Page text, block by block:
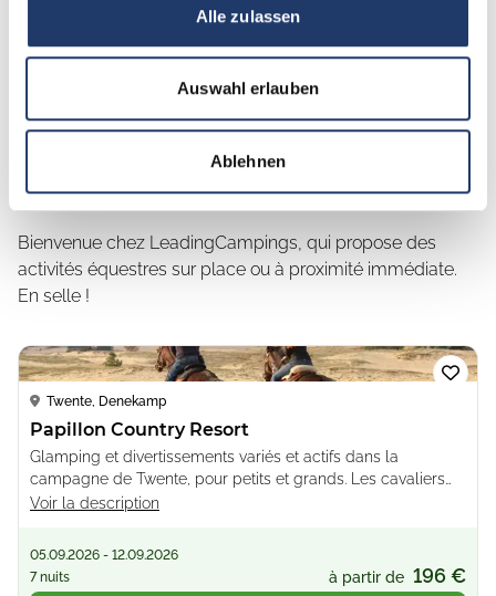
Alle zulassen
Auswahl erlauben
Ablehnen
Êtes-vous ou l'un de vos enfants passionné par les
se baigner, pratiquer des sports de balle ou faire des
excursions en bateau ? Pourquoi ne pas tout concilier afin
que toute la famille soit heureuse pendant les vacances ?
Bienvenue chez LeadingCampings, qui propose des
activités équestres sur place ou à proximité immédiate.
En selle !
Loading...
Twente, Denekamp
Papillon Country Resort
Glamping et divertissements variés et actifs dans la
campagne de Twente, pour petits et grands. Les cavaliers
apprécieront le centre équestre Manege Meinders situé à
Voir la description
05.09.2026 - 12.09.2026
7 nuits
à partir de 196 €